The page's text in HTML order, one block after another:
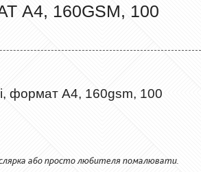
А4, 160GSM, 100
формат А4, 160gsm, 100
або просто любителя помалювати.